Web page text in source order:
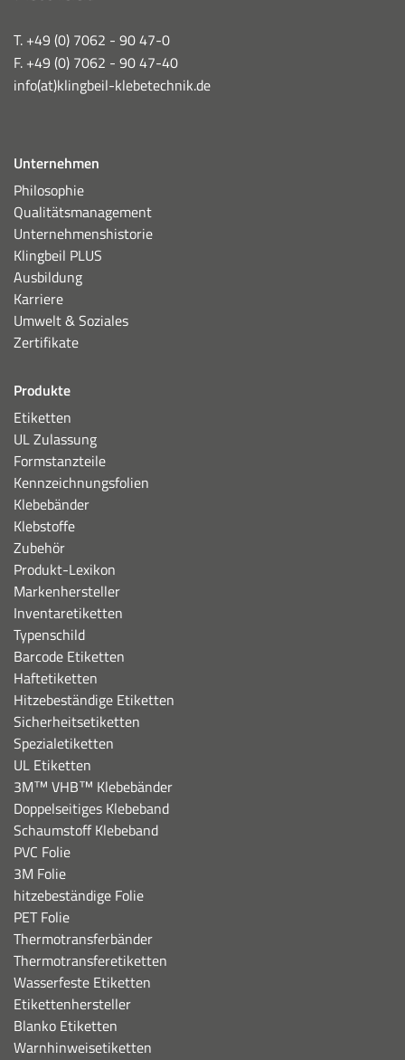
T. +49 (0) 7062 - 90 47-0
F. +49 (0) 7062 - 90 47-40
info(at)klingbeil-klebetechnik.de
Unternehmen
Philosophie
Qualitätsmanagement
Unternehmenshistorie
Klingbeil PLUS
Ausbildung
Karriere
Umwelt & Soziales
Zertifikate
Produkte
Etiketten
UL Zulassung
Formstanzteile
Kennzeichnungsfolien
Klebebänder
Klebstoffe
Zubehör
Produkt-Lexikon
Markenhersteller
Inventaretiketten
Typenschild
Barcode Etiketten
Haftetiketten
Hitzebeständige Etiketten
Sicherheitsetiketten
Spezialetiketten
UL Etiketten
3M™ VHB™ Klebebänder
Doppelseitiges Klebeband
Schaumstoff Klebeband
PVC Folie
3M Folie
hitzebeständige Folie
PET Folie
Thermotransferbänder
Thermotransferetiketten
Wasserfeste Etiketten
Etikettenhersteller
Blanko Etiketten
Warnhinweisetiketten
HSID,__Secure-SSID,__Secure-3PAPISID,__Secure-
Anbieter:
Dadurch werden verscheide Cookies auf dem Computer
einzelnen Cookies entnehmen Sie bitte der Auflistung auf
Cookie Laufzeit: